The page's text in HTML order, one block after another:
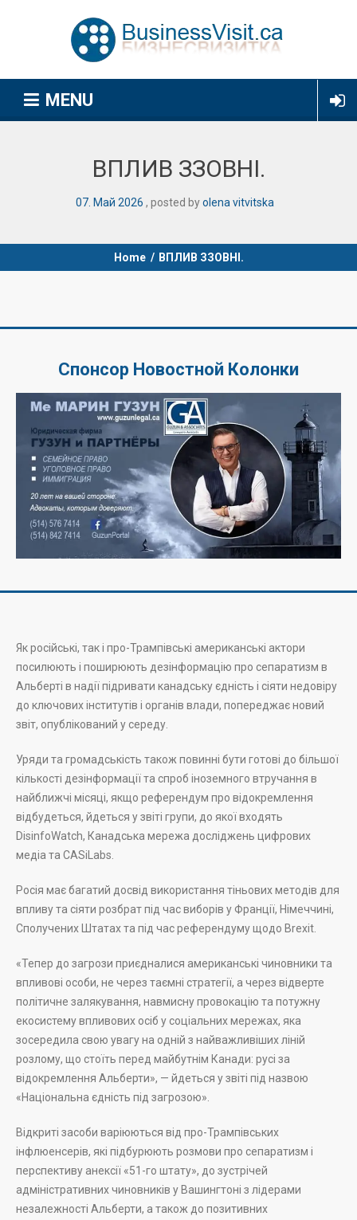
MENU
ВПЛИВ ЗЗОВНІ.
07. Май 2026 posted byolena vitvitska
Home / ВПЛИВ ЗЗОВНІ.
Спонсор Новостной Колонки
Як російські, так і про-Трампівські американські актори
посилюють і поширюють дезінформацію про сепаратизм в
Альберті в надії підривати канадську єдність і сіяти недовіру
до ключових інститутів і органів влади, попереджає новий
звіт, опублікований у середу.
Уряди та громадськість також повинні бути готові до більшої
кількості дезінформації та спроб іноземного втручання в
найближчі місяці, якщо референдум про відокремлення
відбудеться, йдеться у звіті групи, до якої входять
DisinfoWatch, Канадська мережа досліджень цифрових
медіа та CASiLabs.
Росія має багатий досвід використання тіньових методів для
впливу та сіяти розбрат під час виборів у Франції, Німеччині,
Сполучених Штатах та під час референдуму щодо Brexit.
«Тепер до загрози приєдналися американські чиновники та
впливові особи, не через таємні стратегії, а через відверте
політичне залякування, навмисну провокацію та потужну
екосистему впливових осіб у соціальних мережах, яка
зосередила свою увагу на одній з найважливіших ліній
розлому, що стоїть перед майбутнім Канади: русі за
відокремлення Альберти», — йдеться у звіті під назвою
«Національна єдність під загрозою».
Відкриті засоби варіюються від про-Трампівських
інфлюенсерів, які підбурюють розмови про сепаратизм і
перспективу анексії «51-го штату», до зустрічей
адміністративних чиновників у Вашингтоні з лідерами
незалежності Альберти, а також до позитивних